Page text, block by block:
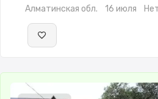
Алматинская обл. 16 июля